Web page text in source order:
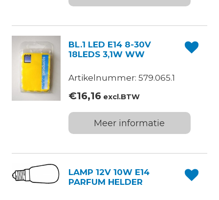
BL.1 LED E14 8-30V
18LEDS 3,1W WW
Artikelnummer: 579.065.1
€16,16excl.BTW
Meer informatie
LAMP 12V 10W E14
PARFUM HELDER